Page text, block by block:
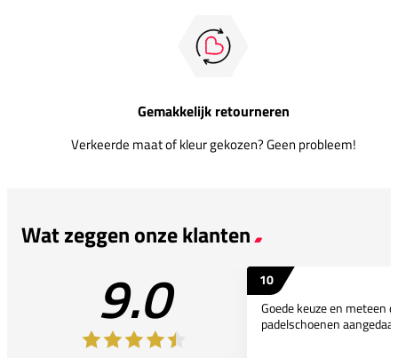
Gemakkelijk retourneren
Verkeerde maat of kleur gekozen? Geen probleem!
Wat zeggen onze klanten
9.0
10
Goede keuze en meteen
padelschoenen